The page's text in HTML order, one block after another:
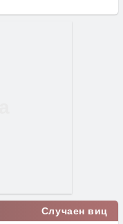
Случаен виц